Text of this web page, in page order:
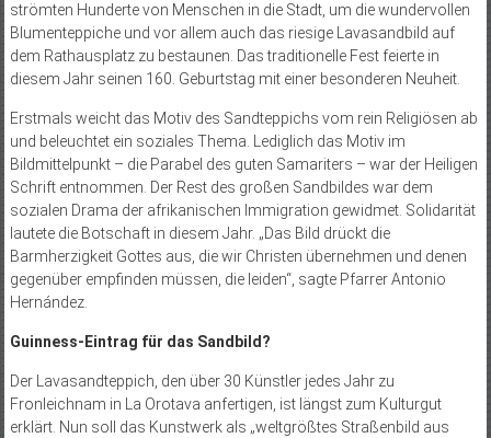
strömten Hunderte von Menschen in die Stadt, um die wundervollen
Blumenteppiche und vor allem auch das riesige Lavasandbild auf
dem Rathausplatz zu bestaunen. Das traditionelle Fest feierte in
diesem Jahr seinen 160. Geburtstag mit einer besonderen Neuheit.
Erstmals weicht das Motiv des Sandteppichs vom rein Religiösen ab
und beleuchtet ein soziales Thema. Lediglich das Motiv im
Bildmittelpunkt – die Parabel des guten Samariters – war der Heiligen
Schrift entnommen. Der Rest des großen Sandbildes war dem
sozialen Drama der afrikanischen Immigration gewidmet. Solidarität
lautete die Botschaft in diesem Jahr. „Das Bild drückt die
Barmherzigkeit Gottes aus, die wir Christen übernehmen und denen
gegenüber empfinden müssen, die leiden“, sagte Pfarrer Antonio
Hernández.
Guinness-Eintrag für das Sandbild?
Der Lavasandteppich, den über 30 Künstler jedes Jahr zu
Fronleichnam in La Orotava anfertigen, ist längst zum Kulturgut
erklärt. Nun soll das Kunstwerk als „weltgrößtes Straßenbild aus